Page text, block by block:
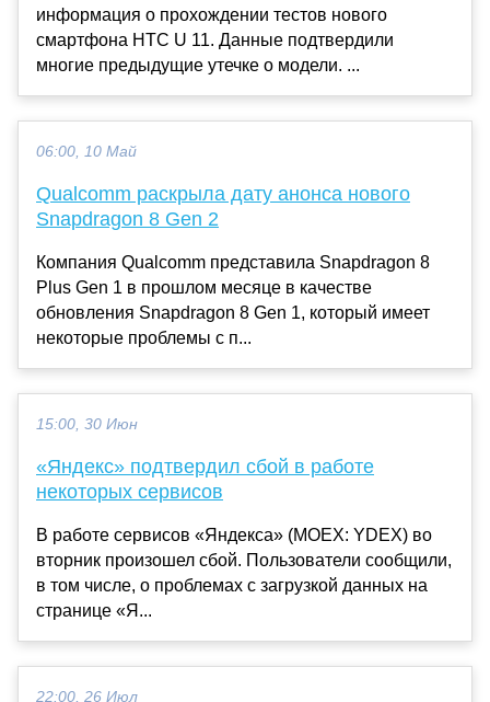
информация о прохождении тестов нового
смартфона HTC U 11. Данные подтвердили
многие предыдущие утечке о модели. ...
06:00, 10 Май
Qualcomm раскрыла дату анонса нового
Snapdragon 8 Gen 2
Компания Qualcomm представила Snapdragon 8
Plus Gen 1 в прошлом месяце в качестве
обновления Snapdragon 8 Gen 1, который имеет
некоторые проблемы с п...
15:00, 30 Июн
«Яндекс» подтвердил сбой в работе
некоторых сервисов
В работе сервисов «Яндекса» (MOEX: YDEX) во
вторник произошел сбой. Пользователи сообщили,
в том числе, о проблемах с загрузкой данных на
странице «Я...
22:00, 26 Июл